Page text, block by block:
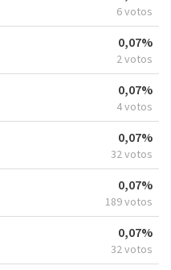
6 votos
0,07%
2 votos
0,07%
4 votos
0,07%
32 votos
0,07%
189 votos
0,07%
32 votos